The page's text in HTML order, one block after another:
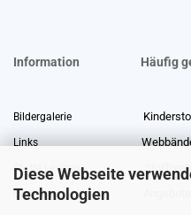
Diese Webseite
Technologien
Information Häufig
Bildergalerie
Links
Stoffe Lexikon Stoffreste
Über uns